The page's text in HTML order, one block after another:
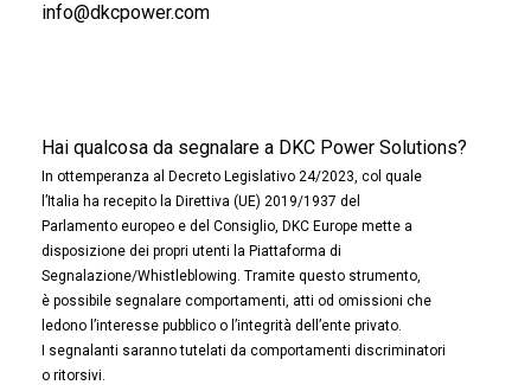
info@dkcpower.com
Hai qualcosa da segnalare a DKC Power Solutions?
In ottemperanza al Decreto Legislativo 24/2023, col quale
l’Italia ha recepito la Direttiva (UE) 2019/1937 del
Parlamento europeo e del Consiglio, DKC Europe mette a
disposizione dei propri utenti la Piattaforma di
Segnalazione/Whistleblowing. Tramite questo strumento,
è possibile segnalare comportamenti, atti od omissioni che
ledono l’interesse pubblico o l’integrità dell’ente privato.
I segnalanti saranno tutelati da comportamenti discriminatori
o ritorsivi.